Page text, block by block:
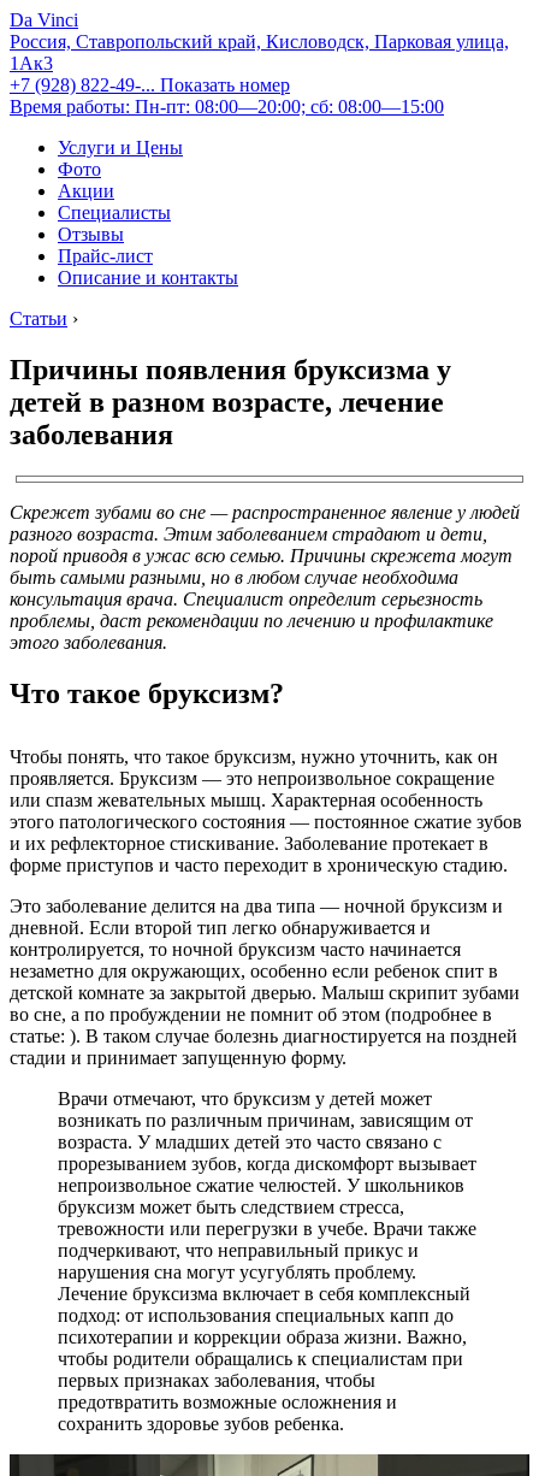
Da Vinci
Россия, Ставропольский край, Кисловодск, Парковая улица,
1Ак3
+7 (928) 822-49-... Показать номер
Время работы: Пн-пт: 08:00—20:00; сб: 08:00—15:00
Услуги и Цены
Фото
Акции
Специалисты
Отзывы
Прайс-лист
Описание и контакты
Статьи ›
Причины появления бруксизма у
детей в разном возрасте, лечение
заболевания
Скрежет зубами во сне — распространенное явление у людей
разного возраста. Этим заболеванием страдают и дети,
порой приводя в ужас всю семью. Причины скрежета могут
быть самыми разными, но в любом случае необходима
консультация врача. Специалист определит серьезность
проблемы, даст рекомендации по лечению и профилактике
этого заболевания.
Что такое бруксизм?
Чтобы понять, что такое бруксизм, нужно уточнить, как он
проявляется. Бруксизм — это непроизвольное сокращение
или спазм жевательных мышц. Характерная особенность
этого патологического состояния — постоянное сжатие зубов
и их рефлекторное стискивание. Заболевание протекает в
форме приступов и часто переходит в хроническую стадию.
Это заболевание делится на два типа — ночной бруксизм и
дневной. Если второй тип легко обнаруживается и
контролируется, то ночной бруксизм часто начинается
незаметно для окружающих, особенно если ребенок спит в
детской комнате за закрытой дверью. Малыш скрипит зубами
во сне, а по пробуждении не помнит об этом (подробнее в
статье: ). В таком случае болезнь диагностируется на поздней
стадии и принимает запущенную форму.
Врачи отмечают, что бруксизм у детей может
возникать по различным причинам, зависящим от
возраста. У младших детей это часто связано с
прорезыванием зубов, когда дискомфорт вызывает
непроизвольное сжатие челюстей. У школьников
бруксизм может быть следствием стресса,
тревожности или перегрузки в учебе. Врачи также
подчеркивают, что неправильный прикус и
нарушения сна могут усугублять проблему.
Лечение бруксизма включает в себя комплексный
подход: от использования специальных капп до
психотерапии и коррекции образа жизни. Важно,
чтобы родители обращались к специалистам при
первых признаках заболевания, чтобы
предотвратить возможные осложнения и
сохранить здоровье зубов ребенка.